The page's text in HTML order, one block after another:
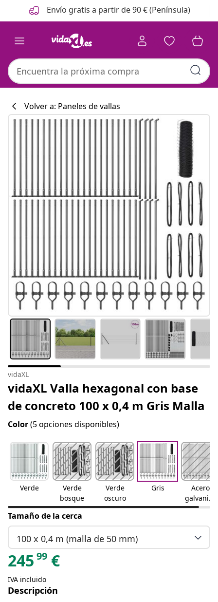
Anterior
Siguiente Envío gratis a partir de 90 € (Península)
#sharemevidaxl
Colección de
Volver a: Paneles de vallas
vidaXL
vidaXL Valla hexagonal con base
de concreto 100 x 0,4 m Gris Malla
Color(5 opciones disponibles)
Verde
Verde
bosque
Verde
oscuro
Gris
Acero
galvaniza
do
Tamaño de la cerca
100 x 0,4 m (malla de 50 mm)
245 99 €
IVA incluido
Descripción